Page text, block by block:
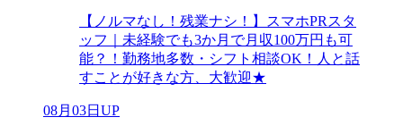
【ノルマなし！残業ナシ！】スマホPRスタ
ッフ｜未経験でも3か月で月収100万円も可
能？！勤務地多数・シフト相談OK！人と話
すことが好きな方、大歓迎★
08月03日UP